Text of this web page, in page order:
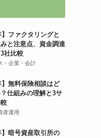
】ファクタリングと
と注意点、資金調達
社比較
・企業・会計
】無料保険相談はど
仕組みの理解と3サ
産運用
】暗号資産取引所の